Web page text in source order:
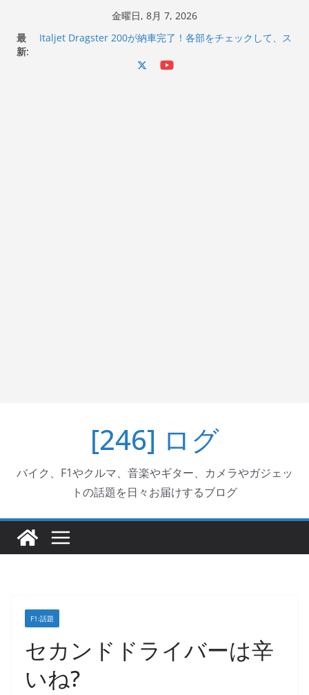
金曜日, 8月 7, 2026
最
新:
Italjet Dragster 200が納車完了！各部をチェックして、ス
[246] ログ
バイク、F1やクルマ、音楽やギター、カメラやガジェッ
トの話題を日々お届けするブログ
F1:話題
セカンドドライバーは辛
いね?